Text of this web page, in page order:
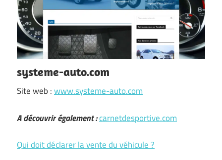
systeme-auto.com
Site web :www.systeme-auto.com
A découvrir également :carnetdesportive.com
Qui doit déclarer la vente du véhicule ?